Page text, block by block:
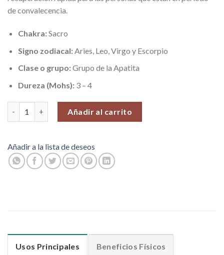
de convalecencia.
Chakra:Sacro
Signo zodiacal: Aries, Leo, Virgo y Escorpio
Clase o grupo:Grupo de la Apatita
Dureza (Mohs): 3 – 4
Añadir al carrito
Añadir a la lista de deseos
Usos Principales Beneficios Físicos